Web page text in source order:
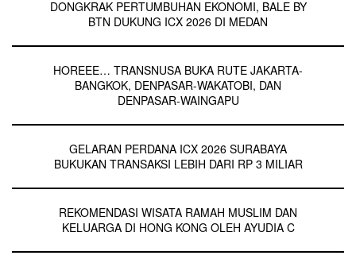
2017-07-27
DONGKRAK PERTUMBUHAN EKONOMI, BALE BY
BTN DUKUNG ICX 2026 DI MEDAN
HOREEE… TRANSNUSA BUKA RUTE JAKARTA-
BANGKOK, DENPASAR-WAKATOBI, DAN
DENPASAR-WAINGAPU
GELARAN PERDANA ICX 2026 SURABAYA
BUKUKAN TRANSAKSI LEBIH DARI RP 3 MILIAR
REKOMENDASI WISATA RAMAH MUSLIM DAN
KELUARGA DI HONG KONG OLEH AYUDIA C